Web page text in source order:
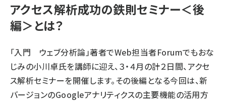
アクセス解析成功の鉄則セミナー＜後
編＞とは？
「入門 ウェブ分析論」著者でWeb担当者Forumでもおな
じみの小川卓氏を講師に迎え、３・４月の計２日間、アクセ
ス解析セミナーを開催します。その後編となる今回は、新
バージョンのGoogleアナリティクスの主要機能の活用方